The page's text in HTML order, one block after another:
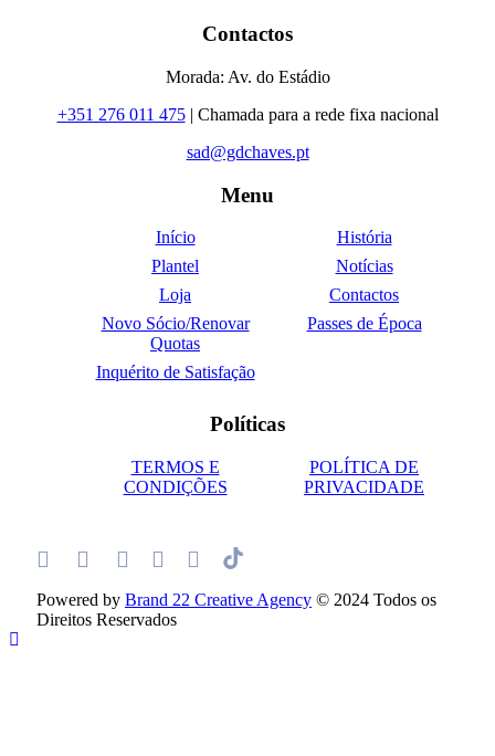
Contactos
Morada: Av. do Estádio
+351 276 011 475| Chamada para a rede fixa nacional
sad@gdchaves.pt
Menu
Início
História
Plantel
Notícias
Loja
Contactos
Novo Sócio/Renovar
Quotas
Passes de Época
Inquérito de Satisfação
Políticas
TERMOS E
CONDIÇÕES
POLÍTICA DE
PRIVACIDADE
Powered by Brand 22 Creative Agency © 2024 Todos os
Direitos Reservados